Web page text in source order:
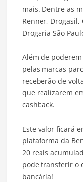
mais. Dentre as
Renner, Drogasil,
Drogaria São
Além de
pelas marcas
receberão de
que realizarem
cashback.
Este valor ficará
plataforma da
20 reais
pode transferir o
bancária!